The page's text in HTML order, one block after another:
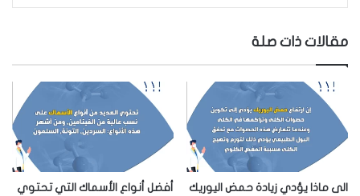
مقالات ذات صلة
الى ماذا يؤدي زيادة حمض اليوريك
أفضل أنواع الأسماك التي تحتوي